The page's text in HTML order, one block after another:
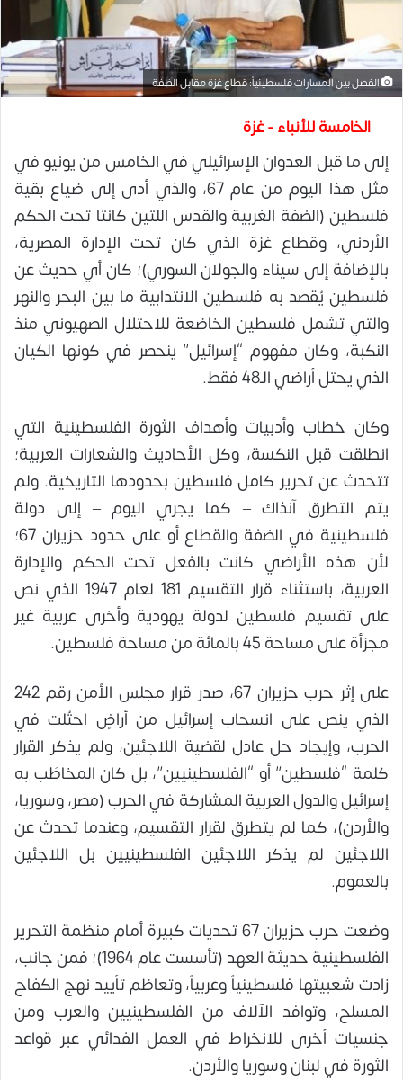
الفصل بين المسارات فلسطينياً: قطاع غزة مقابل الضفة
الخامسة للأنباء - غزة
إلى ما قبل العدوان الإسرائيلي في الخامس من يونيو في
مثل هذا اليوم من عام 67، والذي أدى إلى ضياع بقية
فلسطين (الضفة الغربية والقدس اللتين كانتا تحت الحكم
الأردني، وقطاع غزة الذي كان تحت الإدارة المصرية،
بالإضافة إلى سيناء والجولان السوري)؛ كان أي حديث عن
فلسطين يُقصد به فلسطين الانتدابية ما بين البحر والنهر
والتي تشمل فلسطين الخاضعة للاحتلال الصهيوني منذ
النكبة، وكان مفهوم “إسرائيل” ينحصر في كونها الكيان
الذي يحتل أراضي الـ48 فقط.
وكان خطاب وأدبيات وأهداف الثورة الفلسطينية التي
انطلقت قبل النكسة، وكل الأحاديث والشعارات العربية؛
تتحدث عن تحرير كامل فلسطين بحدودها التاريخية. ولم
يتم التطرق آنذاك – كما يجري اليوم – إلى دولة
فلسطينية في الضفة والقطاع أو على حدود حزيران 67؛
لأن هذه الأراضي كانت بالفعل تحت الحكم والإدارة
العربية، باستثناء قرار التقسيم 181 لعام 1947 الذي نص
على تقسيم فلسطين لدولة يهودية وأخرى عربية غير
مجزأة على مساحة 45 بالمائة من مساحة فلسطين.
على إثر حرب حزيران 67، صدر قرار مجلس الأمن رقم 242
الذي ينص على انسحاب إسرائيل من أراضٍ احتُلت في
الحرب، وإيجاد حل عادل لقضية اللاجئين، ولم يذكر القرار
كلمة “فلسطين” أو “الفلسطينيين”، بل كان المخاطَب به
إسرائيل والدول العربية المشاركة في الحرب (مصر، وسوريا،
والأردن)، كما لم يتطرق لقرار التقسيم، وعندما تحدث عن
اللاجئين لم يذكر اللاجئين الفلسطينيين بل اللاجئين
بالعموم.
وضعت حرب حزيران 67 تحديات كبيرة أمام منظمة التحرير
الفلسطينية حديثة العهد (تأسست عام 1964)؛ فمن جانب،
زادت شعبيتها فلسطينياً وعربياً، وتعاظم تأييد نهج الكفاح
المسلح، وتوافد الآلاف من الفلسطينيين والعرب ومن
جنسيات أخرى للانخراط في العمل الفدائي عبر قواعد
الثورة في لبنان وسوريا والأردن.